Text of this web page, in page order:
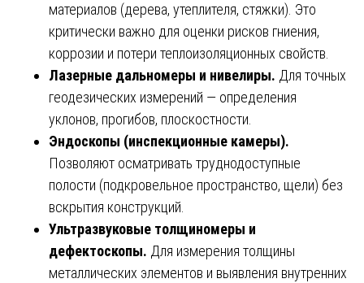
материалов (дерева, утеплителя, стяжки). Это
критически важно для оценки рисков гниения,
коррозии и потери теплоизоляционных свойств.
Лазерные дальномеры и нивелиры. Для точных
геодезических измерений — определения
уклонов, прогибов, плоскостности.
Эндоскопы (инспекционные камеры).
Позволяют осматривать труднодоступные
полости (подкровельное пространство, щели) без
вскрытия конструкций.
Ультразвуковые толщиномеры и
дефектоскопы. Для измерения толщины
металлических элементов и выявления внутренних